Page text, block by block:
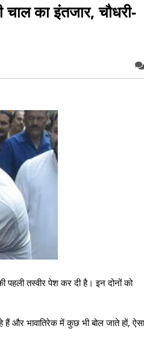
का इंतजार, चौधरी-
पहली तस्वीर पेश कर दी है। इन दोनों को
और भावातिरेक में कुछ भी बोल जाते हों, ऐसा